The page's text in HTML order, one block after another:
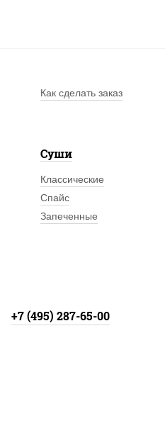
Как сделать заказ
Суши
Классические
Спайс
Запеченные
+7 (495) 287-65-00